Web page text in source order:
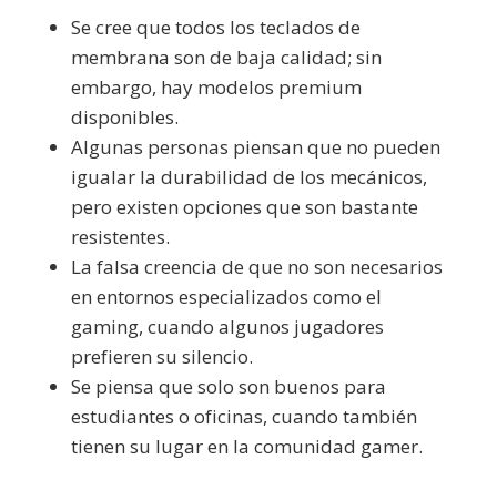
Se cree que todos los teclados de
membrana son de baja calidad; sin
embargo, hay modelos premium
disponibles.
Algunas personas piensan que no pueden
igualar la durabilidad de los mecánicos,
pero existen opciones que son bastante
resistentes.
La falsa creencia de que no son necesarios
en entornos especializados como el
gaming, cuando algunos jugadores
prefieren su silencio.
Se piensa que solo son buenos para
estudiantes o oficinas, cuando también
tienen su lugar en la comunidad gamer.